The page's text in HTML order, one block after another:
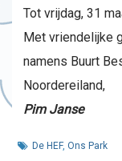
Tot vrijdag, 31
Met vriendelijke
namens Buurt
Noordereiland,
Pim Janse
De HEF, Ons Park